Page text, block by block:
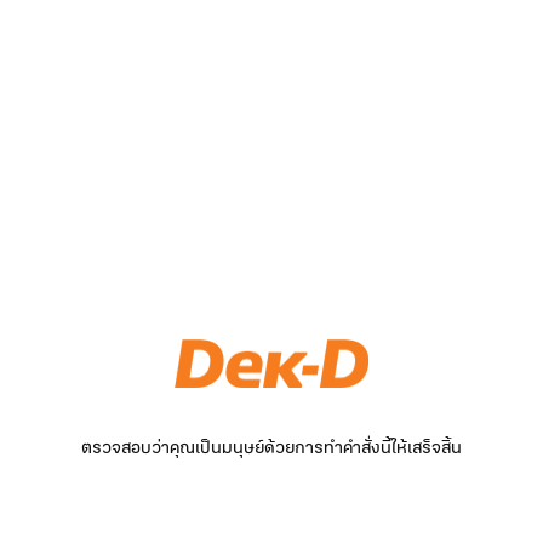
ตรวจสอบว่าคุณเป็นมนุษย์ด้วยการทำคำสั่งนี้ให้เสร็จสิ้น